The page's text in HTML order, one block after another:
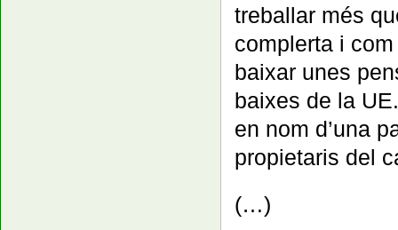
treballar més
complerta i
baixar unes
baixes de la
en nom d’una
propietaris del
(…)